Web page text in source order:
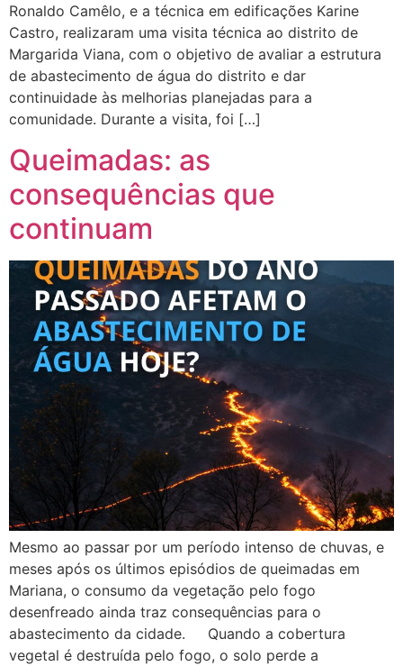
Ronaldo Camêlo, e a técnica em edificações Karine
Castro, realizaram uma visita técnica ao distrito de
Margarida Viana, com o objetivo de avaliar a estrutura
de abastecimento de água do distrito e dar
continuidade às melhorias planejadas para a
comunidade. Durante a visita, foi […]
Queimadas: as
consequências que
continuam
Mesmo ao passar por um período intenso de chuvas, e
meses após os últimos episódios de queimadas em
Mariana, o consumo da vegetação pelo fogo
desenfreado ainda traz consequências para o
abastecimento da cidade. Quando a cobertura
vegetal é destruída pelo fogo, o solo perde a